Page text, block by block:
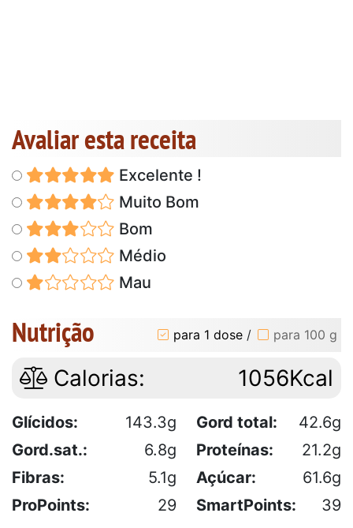
Avaliar esta receita
Excelente !
Muito Bom
Bom
Médio
Mau
Nutrição para 1 dose / para 100 g
Calorias: 1056Kcal
Glícidos: 143.3g Gord total:
42.6g
Gord.sat.:
6.8g Proteínas:
21.2g
Fibras:
5.1g Açúcar:
61.6g
ProPoints:
29 SmartPoints: 39